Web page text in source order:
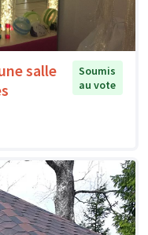
salle
Soumis
au vote